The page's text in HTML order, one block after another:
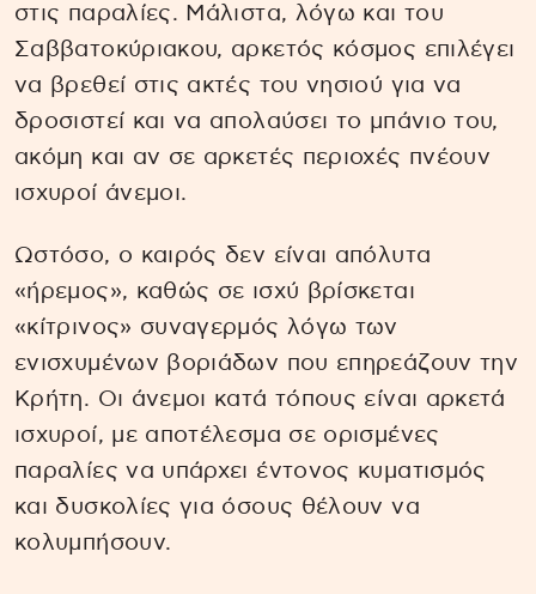
στις παραλίες. Μάλιστα, λόγω και του
Σαββατοκύριακου, αρκετός κόσμος επιλέγει
να βρεθεί στις ακτές του νησιού για να
δροσιστεί και να απολαύσει το μπάνιο του,
ακόμη και αν σε αρκετές περιοχές πνέουν
ισχυροί άνεμοι.
Ωστόσο, ο καιρός δεν είναι απόλυτα
«ήρεμος», καθώς σε ισχύ βρίσκεται
«κίτρινος» συναγερμός λόγω των
ενισχυμένων βοριάδων που επηρεάζουν την
Κρήτη. Οι άνεμοι κατά τόπους είναι αρκετά
ισχυροί, με αποτέλεσμα σε ορισμένες
παραλίες να υπάρχει έντονος κυματισμός
και δυσκολίες για όσους θέλουν να
κολυμπήσουν.